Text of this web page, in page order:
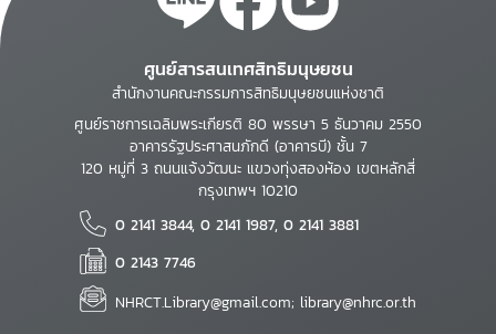
ศูนย์สารสนเทศสิทธิมนุษยชน
สำนักงานคณะกรรมการสิทธิมนุษยชนแห่งชาติ
ศูนย์ราชการเฉลิมพระเกียรติ 80 พรรษา 5 ธันวาคม 2550
อาคารรัฐประศาสนภักดี (อาคารบี) ชั้น 7
120 หมู่ที่ 3 ถนนแจ้งวัฒนะ แขวงทุ่งสองห้อง เขตหลักสี่
กรุงเทพฯ 10210
0 2141 3844, 0 2141 1987, 0 2141 3881
0 2143 7746
NHRCT.Library@gmail.com; library@nhrc.or.th